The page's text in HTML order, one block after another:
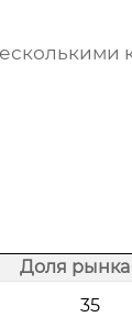
Доля рынка
35